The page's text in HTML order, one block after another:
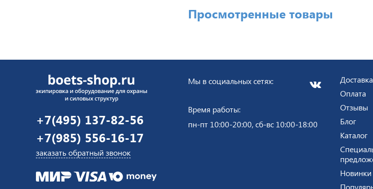
Просмотренные товары
+7(495) 137-82-56
+7(985) 556-16-17
заказать обратный звонок
Мы в социальных сетях:
Время работы:
пн-пт 10:00-20:00, сб-вс 10:00-18:00
Доставка
Оплата
Отзывы
Блог
Каталог
Новинки